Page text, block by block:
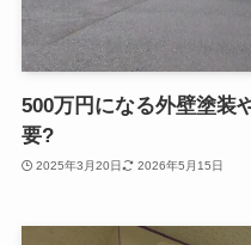
500万円になる外壁塗装
要?
2025年3月20日 2026年5月15日